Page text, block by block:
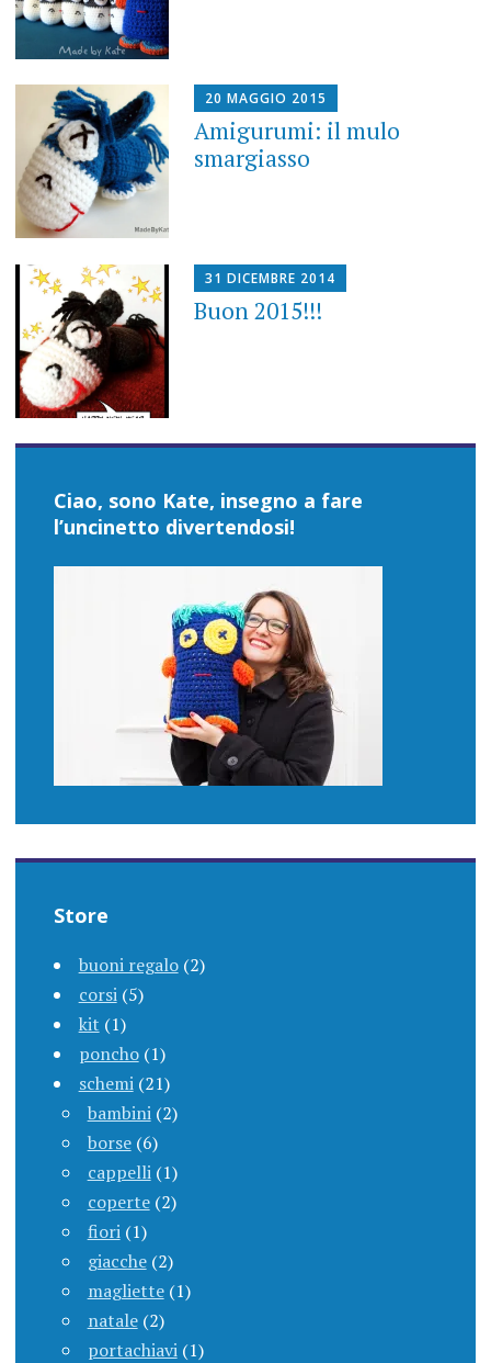
20 MAGGIO 2015
Amigurumi: il mulo
smargiasso
31 DICEMBRE 2014
Buon 2015!!!
Ciao, sono Kate, insegno a fare
l’uncinetto divertendosi!
Store
buoni regalo (2)
corsi (5)
kit (1)
poncho (1)
schemi (21)
bambini (2)
borse (6)
cappelli (1)
coperte (2)
fiori (1)
giacche (2)
magliette (1)
natale (2)
portachiavi (1)